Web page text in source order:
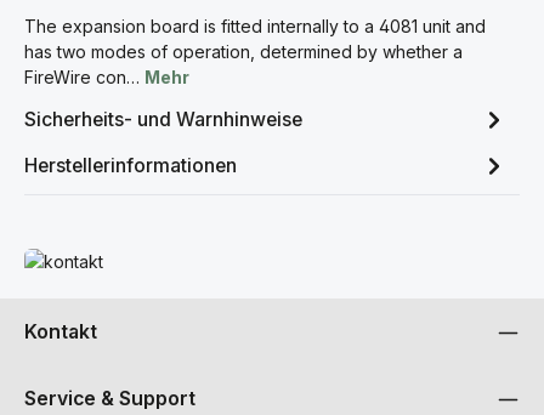
The expansion board is fitted internally to a 4081 unit and
has two modes of operation, determined by whether a
FireWire con… Mehr
Sicherheits- und Warnhinweise
Herstellerinformationen
Mehr erfahren
Kontakt
Service & Support